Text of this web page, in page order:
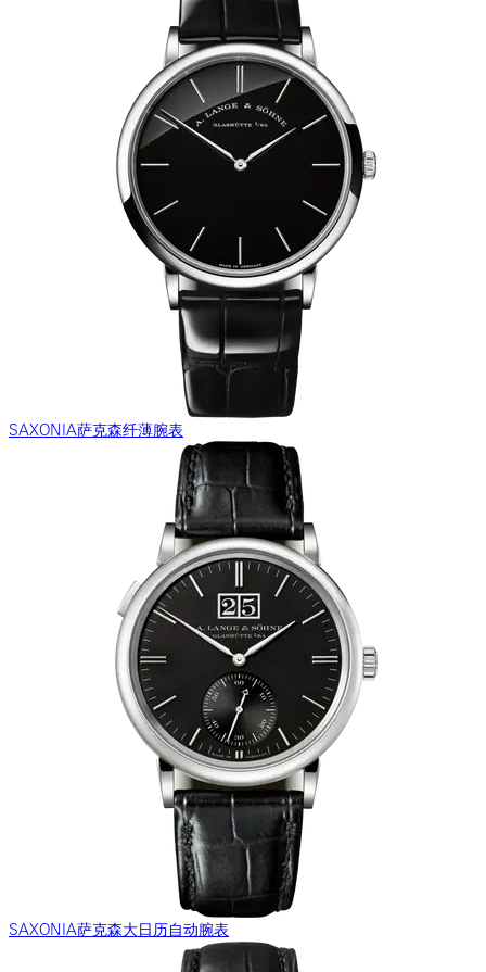
SAXONIA萨克森纤薄腕表
SAXONIA萨克森大日历自动腕表